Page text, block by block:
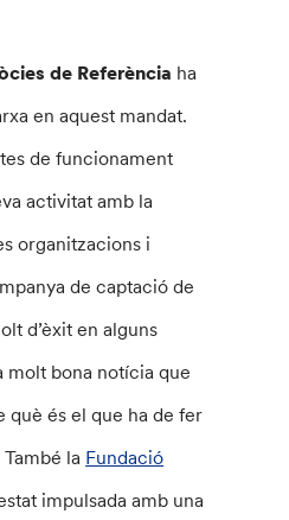
de Referència ha
en aquest mandat.
de funcionament
activitat amb la
organitzacions i
de captació de
d’èxit en alguns
molt bona notícia que
què és el que ha de fer
la Fundació
impulsada amb una